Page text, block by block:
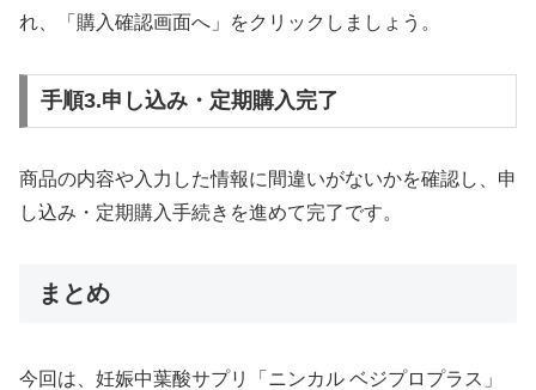
れ、「購入確認画面へ」をクリックしましょう。
手順3.申し込み・定期購入完了
商品の内容や入力した情報に間違いがないかを確認し、申
し込み・定期購入手続きを進めて完了です。
まとめ
今回は、妊娠中葉酸サプリ「ニンカル ベジプロプラス」